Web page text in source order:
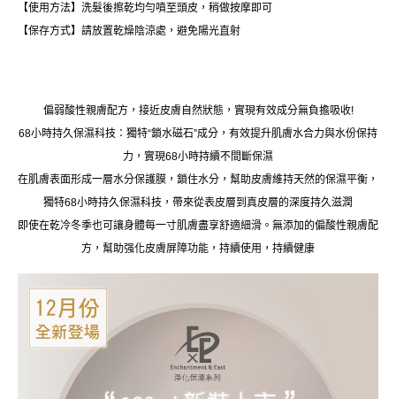
【使用方法】洗髮後擦乾均勻噴至頭皮，稍做按摩即可
【保存方式】請放置乾燥陰涼處，避免陽光直射
偏弱酸性親膚配方，接近皮膚自然狀態，實現有效成分無負擔吸收!
68小時持久保濕科技：獨特“鎖水磁石”成分，有效提升肌膚水合力與水份保持
力，實現68小時持續不間斷保濕
在肌膚表面形成一層水分保護膜，鎖住水分，幫助皮膚維持天然的保濕平衡，
獨特68小時持久保濕科技，帶來從表皮層到真皮層的深度持久滋潤
即使在乾冷冬季也可讓身體每一寸肌膚盡享舒適細滑。無添加的偏酸性親膚配
方，幫助强化皮膚屏障功能，持續使用，持續健康